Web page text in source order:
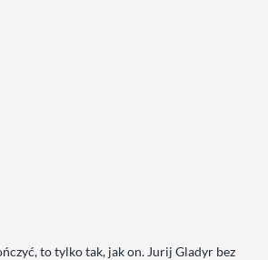
to tylko tak, jak on. Jurij Gladyr bez